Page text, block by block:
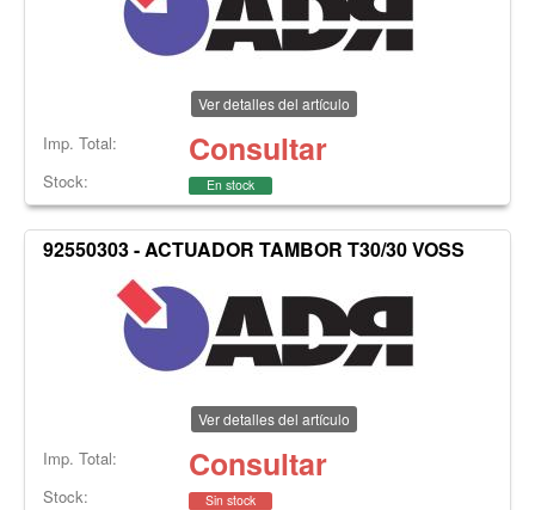
Ver detalles del artículo
Imp. Total: Consultar
Stock: En stock
92550303 - ACTUADOR TAMBOR T30/30 VOSS
Ver detalles del artículo
Imp. Total: Consultar
Stock: Sin stock